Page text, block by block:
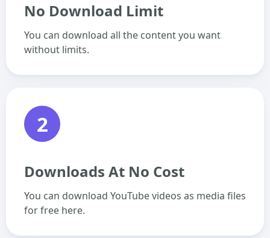
No Download Limit
You can download all the content you want
without limits.
2
Downloads At No Cost
You can download YouTube videos as media files
for free here.